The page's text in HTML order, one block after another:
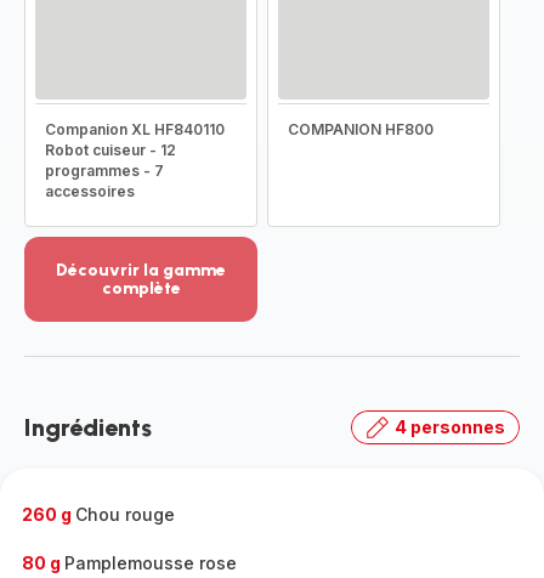
Companion XL HF840110
Robot cuiseur - 12
programmes - 7
accessoires
COMPANION HF800
Découvrir la gamme
complète
-
gamme
Ingrédients 4 personnes
260 g Chou rouge
80 g Pamplemousse rose